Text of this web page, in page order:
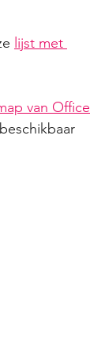
lijst met
van Office